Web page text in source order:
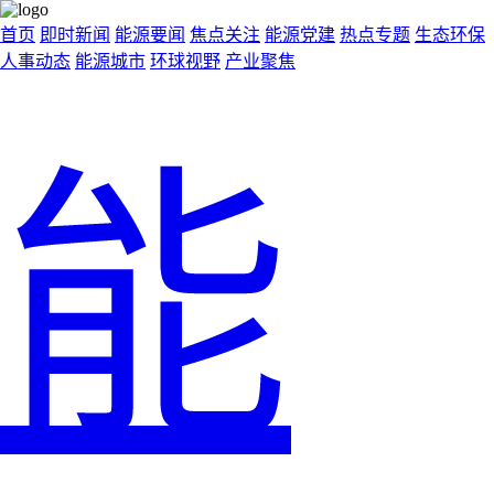
首页 即时新闻 能源要闻 焦点关注 能源党建 热点专题 生态环保
人事动态 能源城市 环球视野 产业聚焦
能